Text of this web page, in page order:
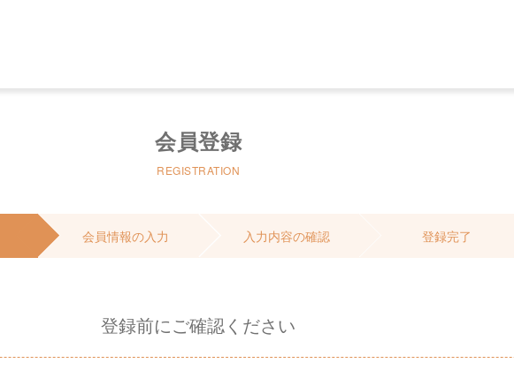
会員登録
REGISTRATION
会員情報の入力 入力内容の確認 登録完了
登録前にご確認ください